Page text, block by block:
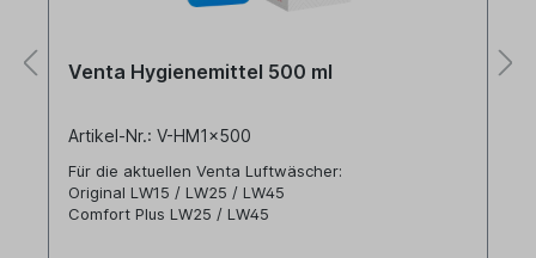
Venta Hygienemittel 500 ml
Artikel-Nr.: V-HM1x500
Für die aktuellen Venta Luftwäscher:
Original LW15 / LW25 / LW45
Comfort Plus LW25 / LW45